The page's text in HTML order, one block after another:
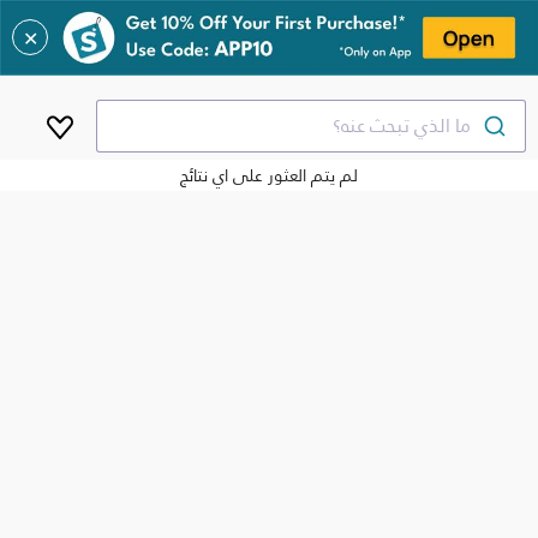
✕
ما الذي تبحث عنه؟
لم يتم العثور على اي نتائج